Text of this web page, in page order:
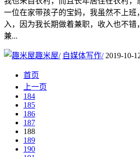
一位在家带孩子的宝妈，我虽然不上班
入，因为我长期做着兼职，收入也不
兼...
趣米屋/ 自媒体写作/ 2019-10-
首页
上一页
184
185
186
187
188
189
190